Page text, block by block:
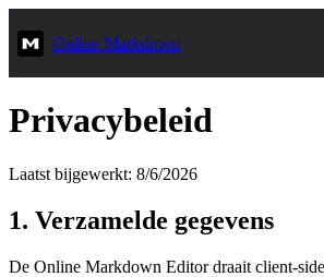
Online Markdown
Privacybeleid
Laatst bijgewerkt: 8/6/2026
1. Verzamelde gegevens
De Online Markdown Editor draait client-